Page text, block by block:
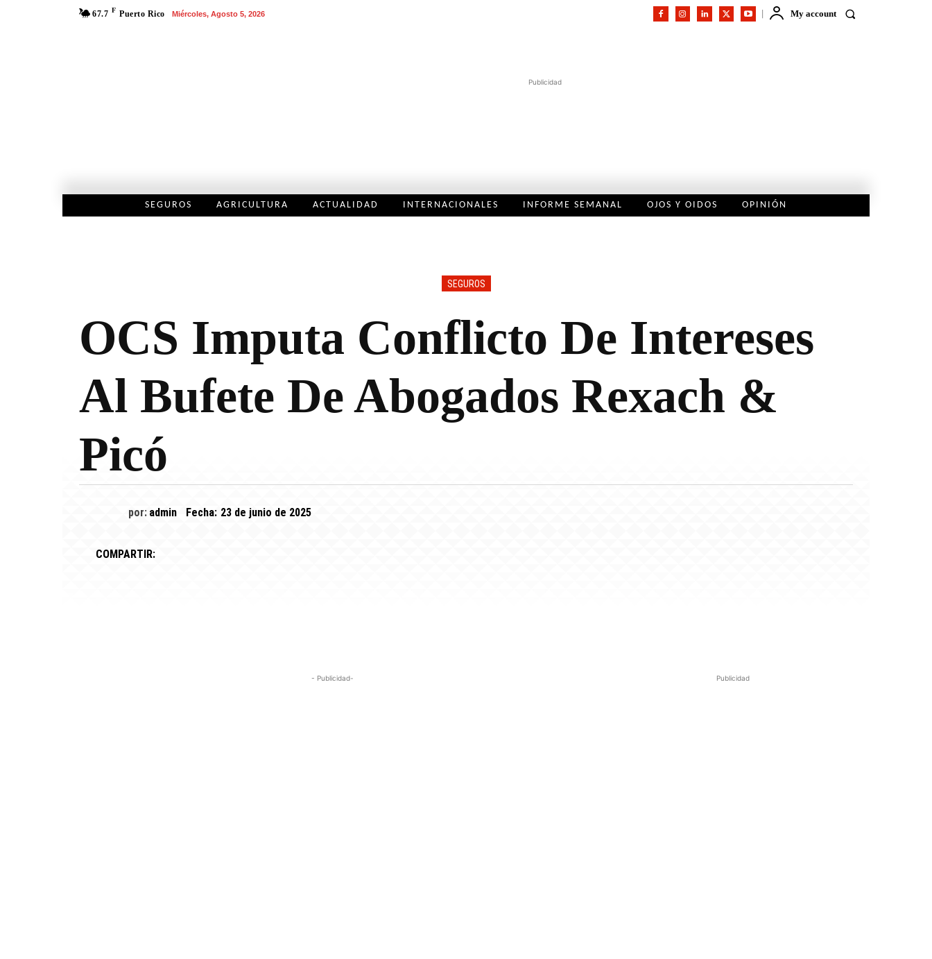
67.7 F Puerto Rico Miércoles, Agosto 5, 2026 My account
Publicidad
SEGUROS AGRICULTURA ACTUALIDAD INTERNACIONALES INFORME SEMANAL OJOS Y OIDOS OPINIÓN
SEGUROS
OCS Imputa Conflicto De Intereses
Al Bufete De Abogados Rexach &
Picó
por: admin Fecha: 23 de junio de 2025
COMPARTIR:
- Publicidad- Publicidad